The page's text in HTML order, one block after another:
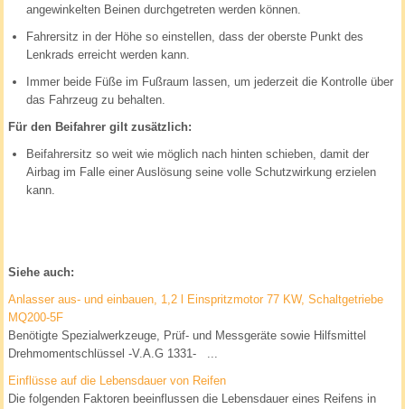
angewinkelten Beinen durchgetreten werden können.
Fahrersitz in der Höhe so einstellen, dass der oberste Punkt des
Lenkrads erreicht werden kann.
Immer beide Füße im Fußraum lassen, um jederzeit die Kontrolle über
das Fahrzeug zu behalten.
Für den Beifahrer gilt zusätzlich:
Beifahrersitz so weit wie möglich nach hinten schieben, damit der
Airbag im Falle einer Auslösung seine volle Schutzwirkung erzielen
kann.
Siehe auch:
Anlasser aus- und einbauen, 1,2 l Einspritzmotor 77 KW, Schaltgetriebe
MQ200-5F
Benötigte Spezialwerkzeuge, Prüf- und Messgeräte sowie Hilfsmittel
Drehmomentschlüssel -V.A.G 1331- ...
Einflüsse auf die Lebensdauer von Reifen
Die folgenden Faktoren beeinflussen die Lebensdauer eines Reifens in